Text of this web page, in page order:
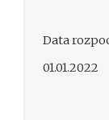
Data
01.01.2022